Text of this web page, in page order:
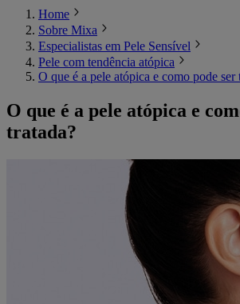
Home
Sobre Mixa
Especialistas em Pele Sensível
Pele com tendência atópica
O que é a pele atópica e como pode ser
O que é a pele atópica e
tratada?